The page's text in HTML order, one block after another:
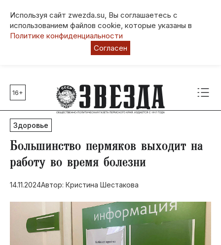
Используя сайт zwezda.su, Вы соглашаетесь с
использованием файлов cookie, которые указаны в
Политике конфиденциальности
Согласен
Главные темы
80 лет Победы
Молодежная столица РФ
СВО
Выборы в Пермском крае
Социальная поддержка
Инфраструктура
Благоустройство
16+
Здоровье
​Большинство пермяков выходит на
работу во время болезни
14.11.2024Автор: Кристина Шестакова